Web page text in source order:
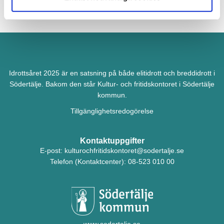
Idrottsåret 2025 är en satsning på både elitidrott och breddidrott i
Södertälje. Bakom den står Kultur- och fritidskontoret i Södertälje
kommun.
Tillgänglighetsredogörelse
Kontaktuppgifter
E-post: kulturochfritidskontoret@sodertalje.se
Telefon (Kontaktcenter): 08-523 010 00